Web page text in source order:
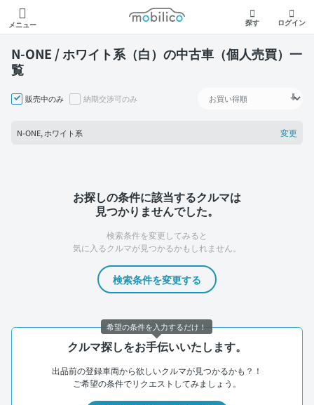
メニュー
モビリコ
探す ログイン
N-ONE / ホワイト系（白）の中古車（個人売買）一
覧
販売中のみ 納期交渉可のみ
N-ONE, ホワイト系 変更
お探しの条件に該当するクルマは
見つかりませんでした。
検索条件を変更してみると
気に入るクルマが見つかるかもしれません。
検索条件を変更する
クルマ探しをお手伝いいたします。
出品前の登録車両から欲しいクルマが見つかるかも？！
ご希望の条件でリクエストしてみましょう。
希望の条件を入力するだけ！